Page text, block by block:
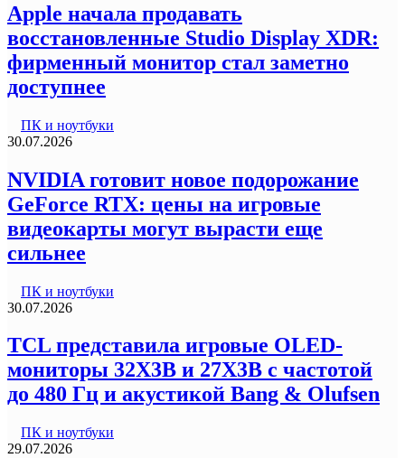
Apple начала продавать
восстановленные Studio Display XDR:
фирменный монитор стал заметно
доступнее
ПК и ноутбуки
30.07.2026
NVIDIA готовит новое подорожание
GeForce RTX: цены на игровые
видеокарты могут вырасти еще
сильнее
ПК и ноутбуки
30.07.2026
TCL представила игровые OLED-
мониторы 32X3B и 27X3B с частотой
до 480 Гц и акустикой Bang & Olufsen
ПК и ноутбуки
29.07.2026